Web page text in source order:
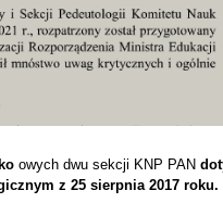
owych dwu sekcji KNP PAN
z 25 sierpnia 2017 roku.